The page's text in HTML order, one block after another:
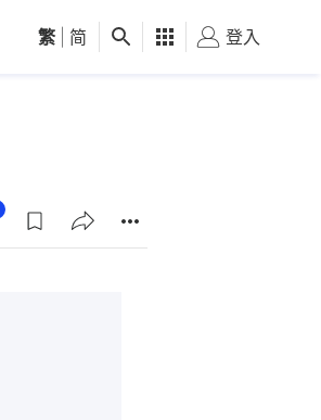
觀點 健康 好食玩飛
繁 简 登入